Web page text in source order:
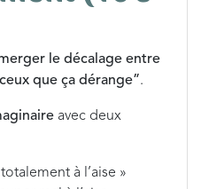
le décalage entre
que ça dérange”.
avec deux
à l’aise »